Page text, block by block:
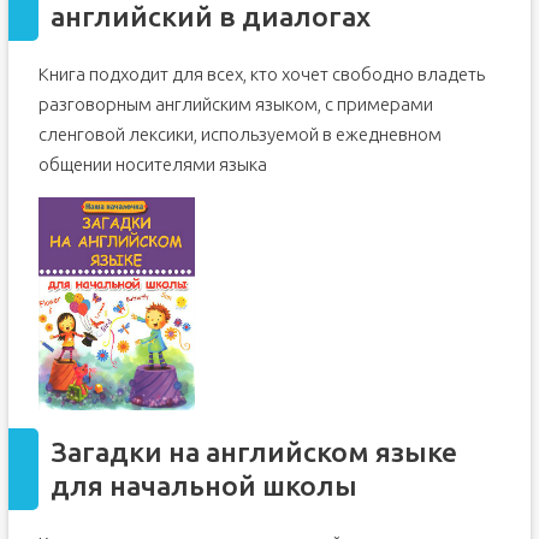
английский в диалогах
Книга подходит для всех, кто хочет свободно владеть
разговорным английским языком, с примерами
сленговой лексики, используемой в ежедневном
общении носителями языка
Загадки на английском языке
для начальной школы